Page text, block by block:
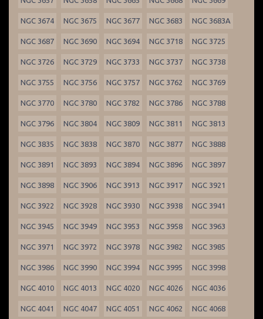
NGC 3674 NGC 3675 NGC 3677 NGC 3683 NGC 3683A
NGC 3687 NGC 3690 NGC 3694 NGC 3718 NGC 3725
NGC 3726 NGC 3729 NGC 3733 NGC 3737 NGC 3738
NGC 3755 NGC 3756 NGC 3757 NGC 3762 NGC 3769
NGC 3770 NGC 3780 NGC 3782 NGC 3786 NGC 3788
NGC 3796 NGC 3804 NGC 3809 NGC 3811 NGC 3813
NGC 3835 NGC 3838 NGC 3870 NGC 3877 NGC 3888
NGC 3891 NGC 3893 NGC 3894 NGC 3896 NGC 3897
NGC 3898 NGC 3906 NGC 3913 NGC 3917 NGC 3921
NGC 3922 NGC 3928 NGC 3930 NGC 3938 NGC 3941
NGC 3945 NGC 3949 NGC 3953 NGC 3958 NGC 3963
NGC 3971 NGC 3972 NGC 3978 NGC 3982 NGC 3985
NGC 3986 NGC 3990 NGC 3994 NGC 3995 NGC 3998
NGC 4010 NGC 4013 NGC 4020 NGC 4026 NGC 4036
NGC 4041 NGC 4047 NGC 4051 NGC 4062 NGC 4068